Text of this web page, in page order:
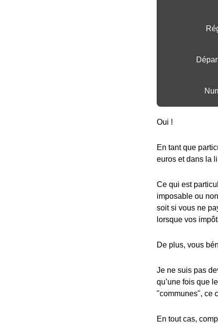
Oui !
En tant que
euros et dans la
Ce qui est
imposable ou
soit si vous ne
lorsque vos
De plus, vous
Je ne suis pas
qu’une fois que
"communes", ce
En tout cas,